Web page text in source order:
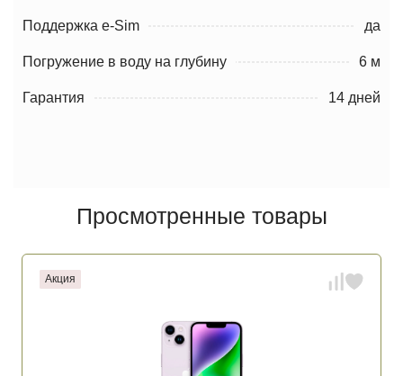
Поддержка e-Sim да
Погружение в воду на глубину 6 м
Гарантия 14 дней
Просмотренные товары
Акция